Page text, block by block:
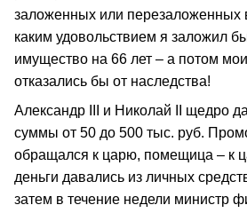
заложенных или перезаложенных
каким удовольствием я заложил
имущество на 66 лет – а потом
отказались бы от наследства!
Александр III и Николай II щедро
суммы от 50 до 500 тыс. руб.
обращался к царю, помещица – к
деньги давались из личных
затем в течение недели министр